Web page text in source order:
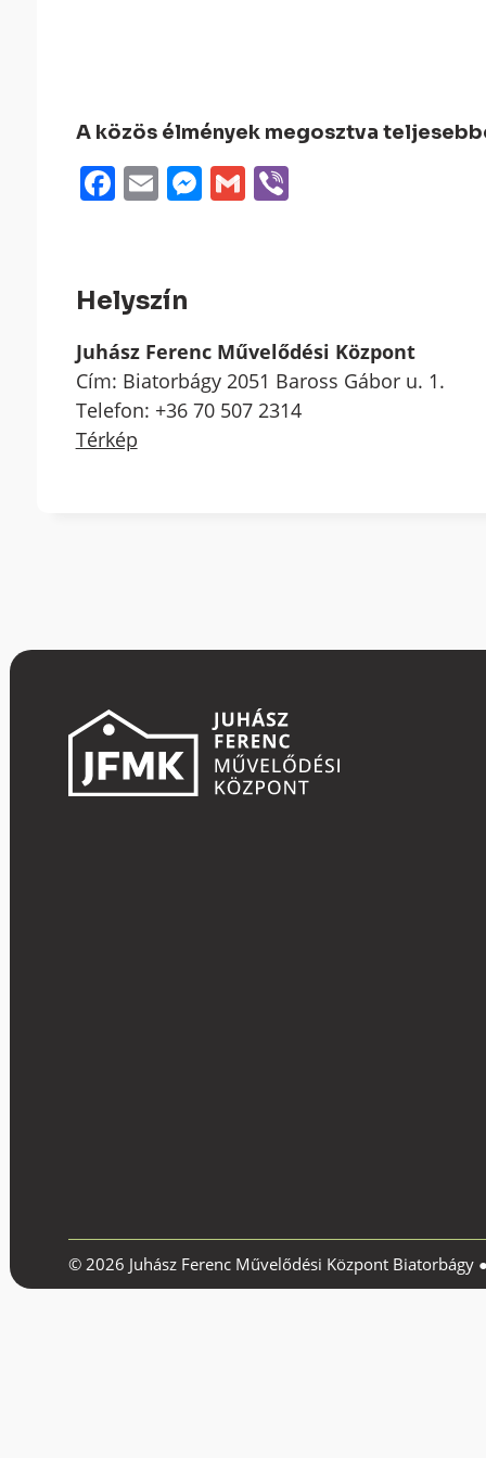
A közös élmények megosztva
Facebook
EmailMessenger
GmailViber
Helyszín
Juhász Ferenc Művelődési Központ
Cím: Biatorbágy 2051 Baross Gábor u. 1.
Telefon: +36 70 507 2314
Térkép
© 2026 Juhász Ferenc Művelődési Központ Biatorbágy ●